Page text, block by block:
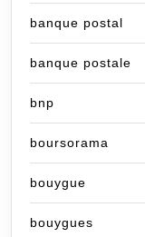
banque postal
banque postale
bnp
boursorama
bouygue
bouygues